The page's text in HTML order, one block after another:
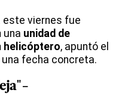
este viernes fue
una unidad de
helicóptero, apuntó el
fecha concreta.